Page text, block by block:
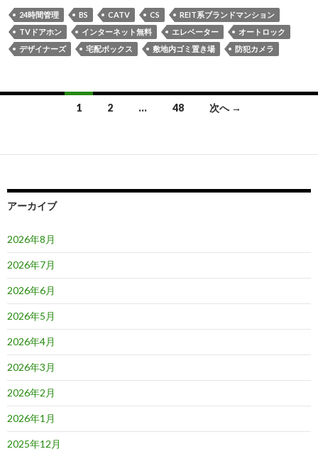
24時間管理 BS CATV CS
REIT系ブランドマンション
TVドアホン
インターネット無料 エレベーター
オートロック
デザイナーズ
宅配ボックス 敷地内ゴミ置き場 防犯カメラ
ナ
ゲ
ー
シ
ョ
ン
1 2 … 48 次へ →
アーカイブ
2026年8月
2026年7月
2026年6月
2026年5月
2026年4月
2026年3月
2026年2月
2026年1月
2025年12月